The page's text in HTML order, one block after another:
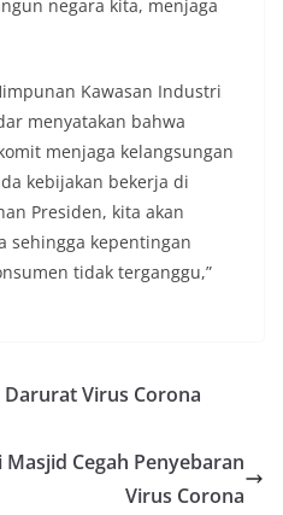
negara kita, menjaga
Kawasan Industri
menyatakan bahwa
menjaga kelangsungan
kebijakan bekerja di
Presiden, kita akan
sehingga kepentingan
tidak terganggu,”
Virus Corona
Cegah Penyebaran
Virus Corona